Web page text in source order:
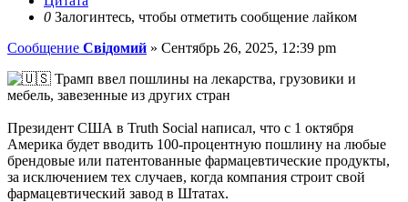
0 Залогинтесь, чтобы отметить сообщение лайком
Сообщение Свідомий » Сентябрь 26, 2025, 12:39 pm
Трамп ввел пошлины на лекарства, грузовики и
мебель, завезенные из других стран
Президент США в Truth Social написал, что с 1 октября
Америка будет вводить 100-процентную пошлину на любые
брендовые или патентованные фармацевтические продукты,
за исключением тех случаев, когда компания строит свой
фармацевтический завод в Штатах.